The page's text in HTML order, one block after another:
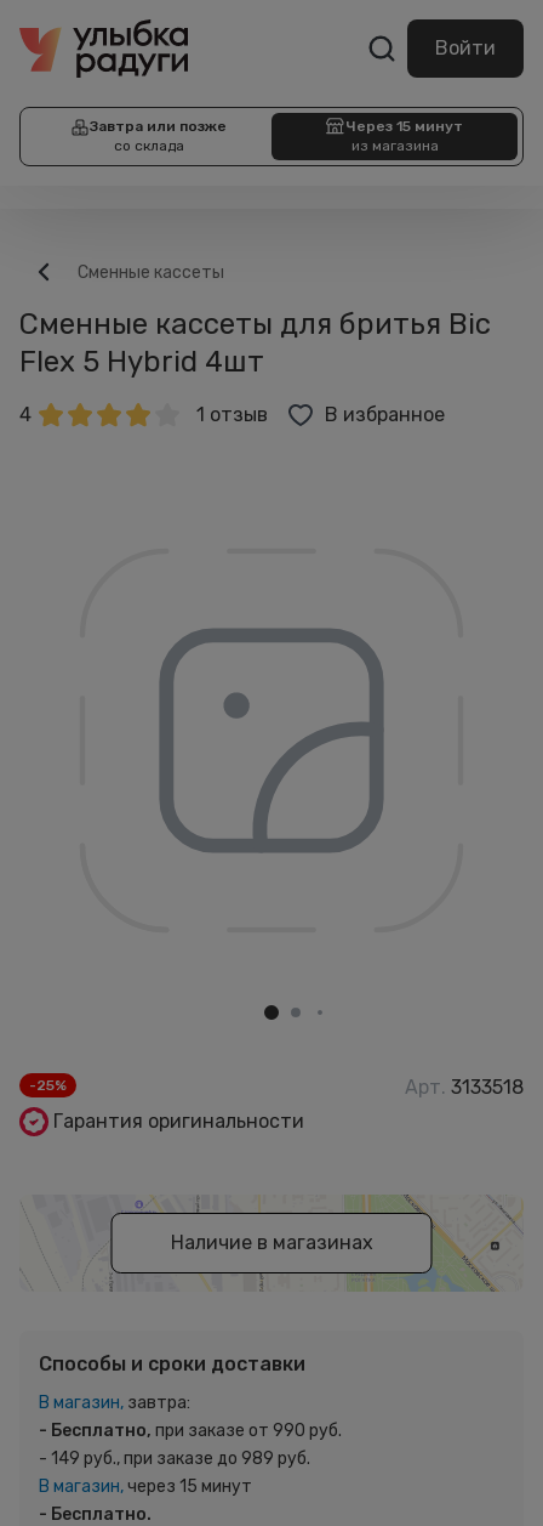
Войти
Завтра или позже
со склада
Через 15 минут
из магазина
Сменные кассеты
Сменные кассеты для бритья Bic
Flex 5 Hybrid 4шт
4 1 отзыв В избранное
-25% Арт. 3133518
Гарантия оригинальности
Наличие в магазинах
Способы и сроки доставки
В магазин, завтра:
- Бесплатно, при заказе от 990 руб.
- 149 руб., при заказе до 989 руб.
В магазин,через 15 минут
- Бесплатно.